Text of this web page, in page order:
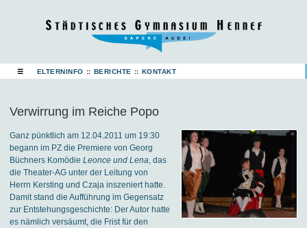
☰ ELTERNINFO :: BERICHTE :: KONTAKT
Verwirrung im Reiche Popo
Ganz pünktlich am 12.04.2011 um 19:30
begann im PZ die Premiere von Georg
Büchners Komödie Leonce und Lena , das
die Theater-AG unter der Leitung von
Herrn Kersting und Czaja inszeniert hatte.
Damit stand die Aufführung im Gegensatz
zur Entstehungsgeschichte: Der Autor hatte
es nämlich versäumt, die Frist für den